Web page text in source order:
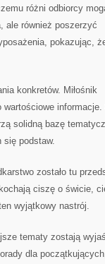
różni odbiorcy
ale również poszerzyć
pokazując,
konkretów. Miłośnik
informacje.
solidną bazę
się podstaw.
zostało tu
ciszę o świcie,
wyjątkowy nastrój.
tematy zostają
dla